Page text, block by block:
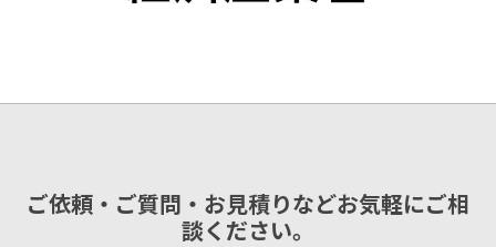
ご依頼・ご質問・お見積りなどお気軽にご相
談ください。